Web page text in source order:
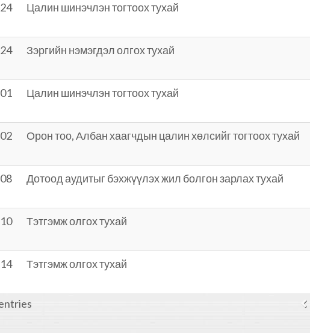
Цалин шинэчлэн тогтоох тухай
Зэргийн нэмэгдэл олгох тухай
Цалин шинэчлэн тогтоох тухай
Орон тоо, Албан хаагчдын цалин хөлсийг тогтоох тухай
Дотоод аудитыг бэхжүүлэх жил болгон зарлах тухай
Тэтгэмж олгох тухай
Тэтгэмж олгох тухай